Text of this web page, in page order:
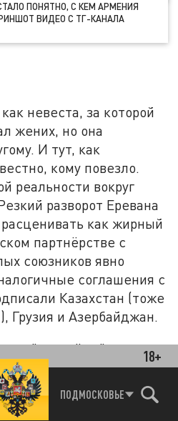
18+
ПОДМОСКОВЬЕ
ПОНЯТНО, С КЕМ АРМЕНИЯ
ВИДЕО С ТГ-КАНАЛА
невеста, за которой
жених, но она
И тут, как
кому повезло.
реальности вокруг
разворот Еревана
как жирный
партнёрстве с
союзников явно
соглашения с
Казахстан (тоже
и Азербайджан.
"партнёры" с
получали
от России – в виде
помощи. В той